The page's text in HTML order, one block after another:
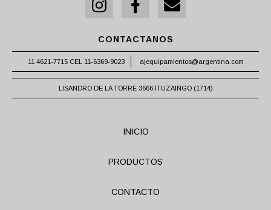
CONTACTANOS
11 4621-7715 CEL 11-6369-9023 ajequipamientos@argentina.com
LISANDRO DE LA TORRE 3666 ITUZAINGO (1714)
INICIO
PRODUCTOS
CONTACTO